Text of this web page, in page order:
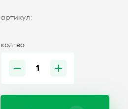
артикул:
кол-во